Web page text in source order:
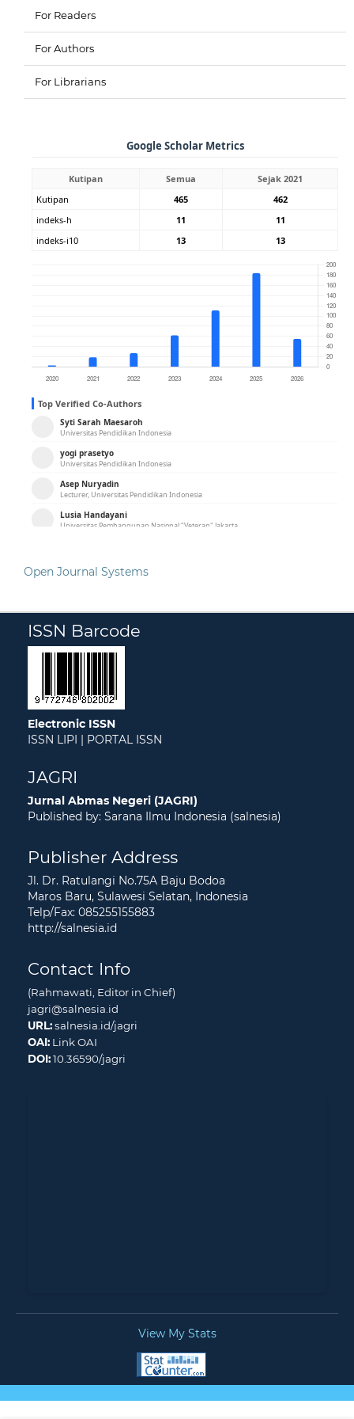
For Readers
For Authors
For Librarians
Open Journal Systems
ISSN Barcode
Electronic ISSN
ISSN LIPI | PORTAL ISSN
JAGRI
Jurnal Abmas Negeri (JAGRI)
Published by: Sarana Ilmu Indonesia (salnesia)
Publisher Address
Jl. Dr. Ratulangi No.75A Baju Bodoa
Maros Baru, Sulawesi Selatan, Indonesia
Telp/Fax: 085255155883
http://salnesia.id
Contact Info
(Rahmawati, Editor in Chief)
jagri@salnesia.id
URL:salnesia.id/jagri
OAI: Link OAI
DOI:10.36590/jagri
View My Stats